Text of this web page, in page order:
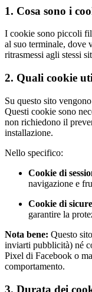
1. Cosa sono i
I cookie sono piccoli
al suo terminale, dove
ritrasmessi agli stessi
2. Quali cookie
Su questo sito
Questi cookie sono
non richiedono il
installazione.
Nello specifico:
Cookie di
navigazione e
Cookie di
garantire la
Nota bene: Questo sito
inviarti pubblicità) né
Pixel di Facebook o
comportamento.
3. Durata dei